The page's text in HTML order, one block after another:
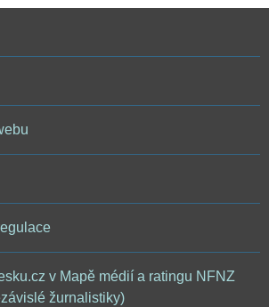
v Mapě médií a ratingu NFNZ
žurnalistiky)